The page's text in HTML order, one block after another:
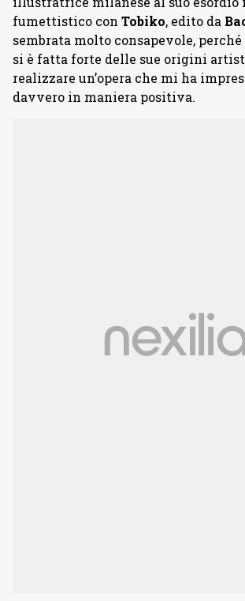
fumettistico con Tobiko, edito da
sembrata molto consapevole,
si è fatta forte delle sue origini
realizzare un’opera che mi ha
davvero in maniera positiva.